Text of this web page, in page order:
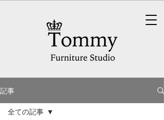
記事
全ての記事